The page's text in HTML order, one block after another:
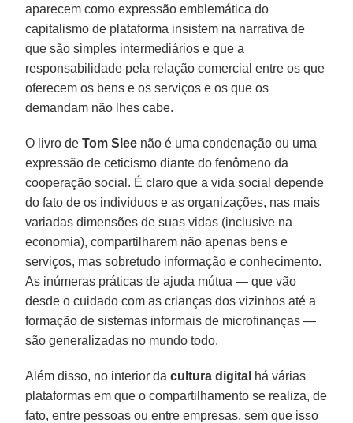
aparecem como expressão emblemática do
capitalismo de plataforma insistem na narrativa de
que são simples intermediários e que a
responsabilidade pela relação comercial entre os que
oferecem os bens e os serviços e os que os
demandam não lhes cabe.
O livro deTom Slee não é uma condenação ou uma
expressão de ceticismo diante do fenômeno da
cooperação social. É claro que a vida social depende
do fato de os indivíduos e as organizações, nas mais
variadas dimensões de suas vidas (inclusive na
economia), compartilharem não apenas bens e
serviços, mas sobretudo informação e conhecimento.
As inúmeras práticas de ajuda mútua — que vão
desde o cuidado com as crianças dos vizinhos até a
formação de sistemas informais de microfinanças —
são generalizadas no mundo todo.
Além disso, no interior dacultura digital há várias
plataformas em que o compartilhamento se realiza, de
fato, entre pessoas ou entre empresas, sem que isso